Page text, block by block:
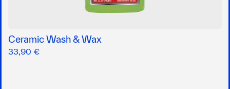
Ceramic Wash & Wax
33,90 €